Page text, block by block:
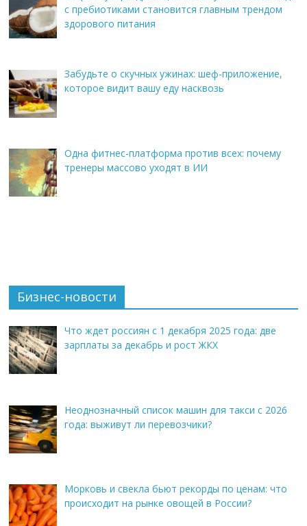
с пребиотиками становится главным трендом
здорового питания
Забудьте о скучных ужинах: шеф-приложение,
которое видит вашу еду насквозь
Одна фитнес-платформа против всех: почему
тренеры массово уходят в ИИ
Бизнес-новости
Что ждет россиян с 1 декабря 2025 года: две
зарплаты за декабрь и рост ЖКХ
Неоднозначный список машин для такси с 2026
года: выживут ли перевозчики?
Морковь и свекла бьют рекорды по ценам: что
происходит на рынке овощей в России?